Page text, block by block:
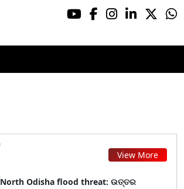
View More
North Odisha flood threat: ଉତ୍ତର